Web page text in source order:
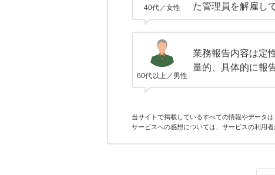
40代／女性
た管理員を解雇し
60代以上／男性
業務報告内容は定
量的、具体的に報
当サイトで掲載しているすべての情報やデータ
サービスへの感想については、サービスの利用